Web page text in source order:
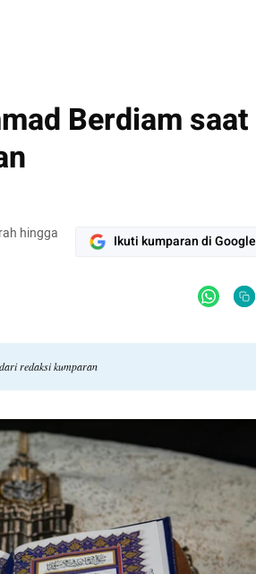
Berdiam saat
hingga
Ikuti kumparan di Google
redaksi kumparan